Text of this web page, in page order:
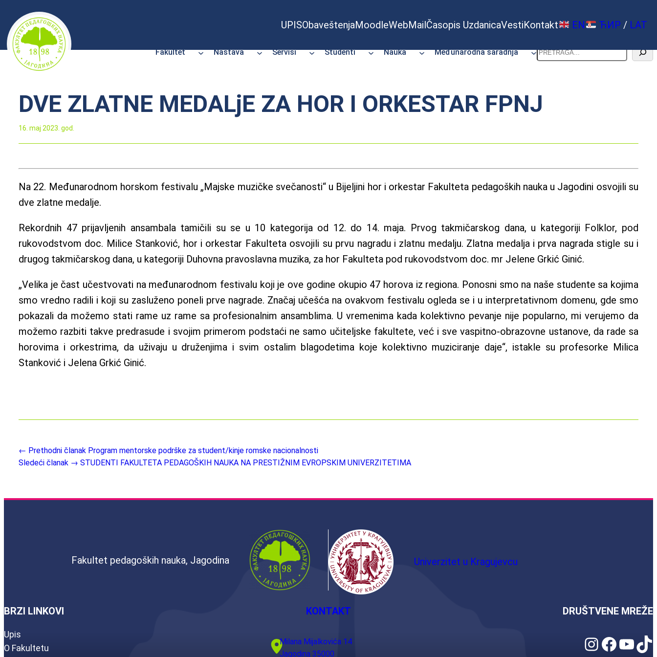
Skoči
na
sadržaj
UPISObaveštenjaMoodleWebMailČasopis UzdanicaVestiKontakt EN ЋИР / LAT
Fakultet Nastava Servisi Studenti Nauka Međunarodna saradnja Pretraga
DVE ZLATNE MEDALjE ZA HOR I ORKESTAR FPNJ
16. maj 2023. god.
Na 22. Međunarodnom horskom festivalu „Majske muzičke svečanosti“ u Bijeljini hor i orkestar Fakulteta pedagoških nauka u Jagodini osvojili su
dve zlatne medalje.
Rekordnih 47 prijavljenih ansambala tamičili su se u 10 kategorija od 12. do 14. maja. Prvog takmičarskog dana, u kategoriji Folklor, pod
rukovodstvom doc. Milice Stanković, hor i orkestar Fakulteta osvojili su prvu nagradu i zlatnu medalju. Zlatna medalja i prva nagrada stigle su i
drugog takmičarskog dana, u kategoriji Duhovna pravoslavna muzika, za hor Fakulteta pod rukovodstvom doc. mr Jelene Grkić Ginić.
„Velika je čast učestvovati na međunarodnom festivalu koji je ove godine okupio 47 horova iz regiona. Ponosni smo na naše studente sa kojima
smo vredno radili i koji su zasluženo poneli prve nagrade. Značaj učešća na ovakvom festivalu ogleda se i u interpretativnom domenu, gde smo
pokazali da možemo stati rame uz rame sa profesionalnim ansamblima. U vremenima kada kolektivno pevanje nije popularno, mi verujemo da
možemo razbiti takve predrasude i svojim primerom podstaći ne samo učiteljske fakultete, već i sve vaspitno-obrazovne ustanove, da rade sa
horovima i orkestrima, da uživaju u druženjima i svim ostalim blagodetima koje kolektivno muziciranje daje“, istakle su profesorke Milica
Stanković i Jelena Grkić Ginić.
← Prethodni članak Program mentorske podrške za student/kinje romske nacionalnosti
Sledeći članak → STUDENTI FAKULTETA PEDAGOŠKIH NAUKA NA PRESTIŽNIM EVROPSKIM UNIVERZITETIMA
Fakultet pedagoških nauka, Jagodina Univerzitet u Kragujevcu
BRZI LINKOVI
Upis
O Fakultetu
KONTAKT
Milana Mijalkovića 14
Jagodina 35000
DRUŠTVENE MREŽE
Instagram Facebook YouTube TikTok